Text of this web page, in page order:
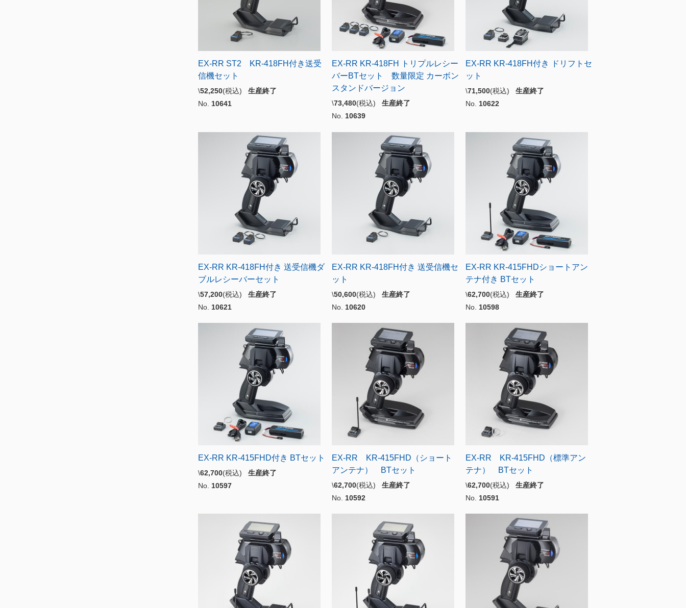
EX-RR ST2 KR-418FH付き送受
信機セット
\52,250(税込) 生産終了
No. 10641
EX-RR KR-418FH トリプルレシー
バーBTセット 数量限定 カーボン
スタンドバージョン
\73,480(税込) 生産終了
No. 10639
EX-RR KR-418FH付き ドリフトセ
ット
\71,500(税込) 生産終了
No. 10622
EX-RR KR-418FH付き 送受信機ダ
ブルレシーバーセット
\57,200(税込) 生産終了
No. 10621
EX-RR KR-418FH付き 送受信機セ
ット
\50,600(税込) 生産終了
No. 10620
EX-RR KR-415FHDショートアン
テナ付き BTセット
\62,700(税込) 生産終了
No. 10598
EX-RR KR-415FHD付き BTセット
\62,700(税込) 生産終了
No. 10597
EX-RR KR-415FHD（ショート
アンテナ） BTセット
\62,700(税込) 生産終了
No. 10592
EX-RR KR-415FHD（標準アン
テナ） BTセット
\62,700(税込) 生産終了
No. 10591